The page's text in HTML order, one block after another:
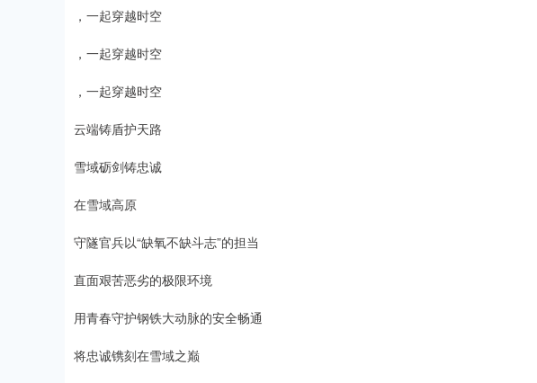
，一起穿越时空
，一起穿越时空
，一起穿越时空
云端铸盾护天路
雪域砺剑铸忠诚
在雪域高原
守隧官兵以“缺氧不缺斗志”的担当
直面艰苦恶劣的极限环境
用青春守护钢铁大动脉的安全畅通
将忠诚镌刻在雪域之巅